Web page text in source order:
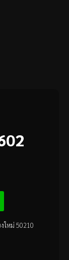
ใหม่ 50210